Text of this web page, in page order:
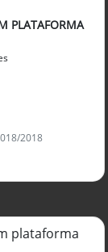
PLATAFORMA
2018